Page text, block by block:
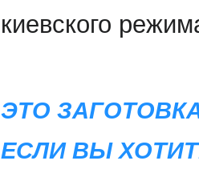
киевского
ЭТО
ЕСЛИ ВЫ